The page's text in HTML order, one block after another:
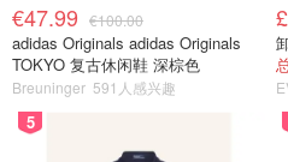
€47.99 €100.00
adidas Originals adidas Originals
TOKYO 复古休闲鞋 深棕色
Breuninger 591人感兴趣
5